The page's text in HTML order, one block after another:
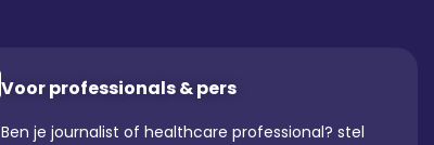
Voor professionals & pers
Ben je journalist of healthcare professional? stel